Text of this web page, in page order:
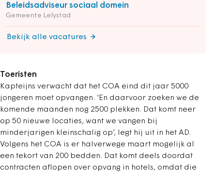
Beleidsadviseur sociaal domein
Gemeente Lelystad
Bekijk alle vacatures
Toeristen
Kapteijns verwacht dat het COA eind dit jaar 5000
jongeren moet opvangen. ‘En daarvoor zoeken we de
komende maanden nog 2500 plekken. Dat komt neer
op 50 nieuwe locaties, want we vangen bij
minderjarigen kleinschalig op’, legt hij uit in het AD.
Volgens het COA is er halverwege maart mogelijk al
een tekort van 200 bedden. Dat komt deels doordat
contracten aflopen over opvang in hotels, omdat die